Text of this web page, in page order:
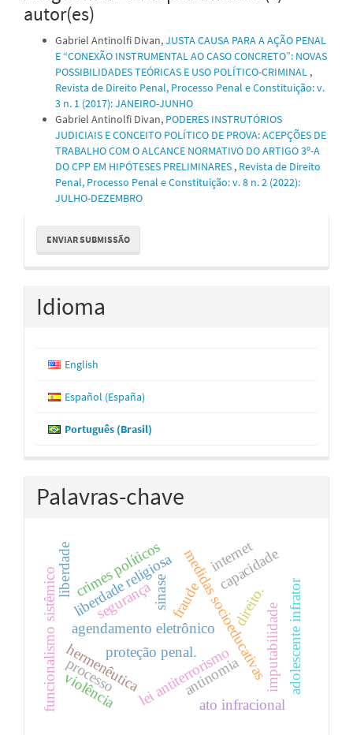
autor(es)
Gabriel Antinolfi Divan,JUSTA CAUSA PARA A AÇÃO PENAL
E “CONEXÃO INSTRUMENTAL AO CASO CONCRETO”: NOVAS
POSSIBILIDADES TEÓRICAS E USO POLÍTICO-CRIMINAL ,
Revista de Direito Penal, Processo Penal e Constituição: v.
3 n. 1 (2017): JANEIRO-JUNHO
Gabriel Antinolfi Divan, PODERES INSTRUTÓRIOS
JUDICIAIS E CONCEITO POLÍTICO DE PROVA: ACEPÇÕES DE
TRABALHO COM O ALCANCE NORMATIVO DO ARTIGO 3º-A
DO CPP EM HIPÓTESES PRELIMINARES , Revista de Direito
Penal, Processo Penal e Constituição: v. 8 n. 2 (2022):
JULHO-DEZEMBRO
Enviar
Submissão
ENVIAR SUBMISSÃO
Idioma
English
Español (España)
Português (Brasil)
Palavras-chave
agendamento eletrônicomedidas socioeducativasimputabilidade
capacidade
proteção penal.
liberdade religiosa
funcionalismo sistêmico lei antiterrorismo
sinase
ato infracional
hermenêutica adolescente infrator
crimes políticos
processo
violência antinomia
direito.
liberdade
segurança fraude
internet